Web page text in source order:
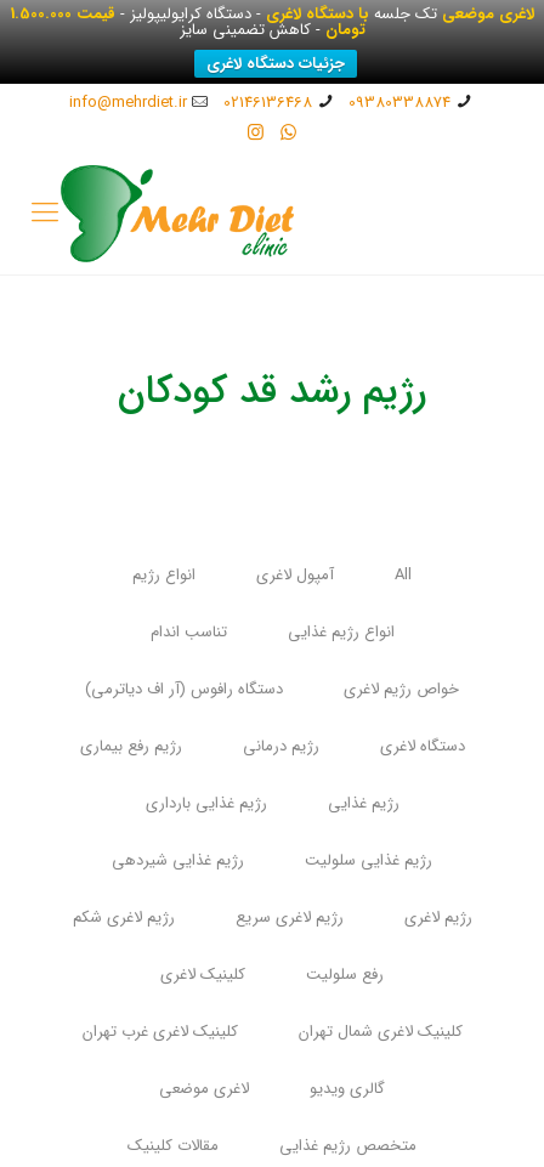
لاغری موضعیتک جلسهبا دستگاه لاغری- دستگاه کرایولیپولیز - قیمت 1.500.000
تومان- کاهش تضمینی سایز
جزئیات دستگاه لاغری
09380338874
02146136468
info@mehrdiet.ir
رژیم رشد قد کودکان
All آمپول لاغری انواع رژیم
انواع رژیم غذایی تناسب اندام
خواص رژیم لاغری دستگاه رافوس (آر اف دیاترمی)
دستگاه لاغری رژیم درمانی رژیم رفع بیماری
رژیم غذایی رژیم غذایی بارداری
رژیم غذایی سلولیت رژیم غذایی شیردهی
رژیم لاغری رژیم لاغری سریع رژیم لاغری شکم
رفع سلولیت کلینیک لاغری
کلینیک لاغری شمال تهران کلینیک لاغری غرب تهران
گالری ویدیو لاغری موضعی
متخصص رژیم غذایی مقالات کلینیک